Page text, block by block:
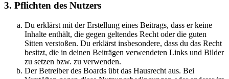
3. Pflichten des Nutzers
Du erklärst mit der Erstellung eines Beitrags, dass er keine
Inhalte enthält, die gegen geltendes Recht oder die guten
Sitten verstoßen. Du erklärst insbesondere, dass du das Recht
besitzt, die in deinen Beiträgen verwendeten Links und Bilder
zu setzen bzw. zu verwenden.
Der Betreiber des Boards übt das Hausrecht aus. Bei